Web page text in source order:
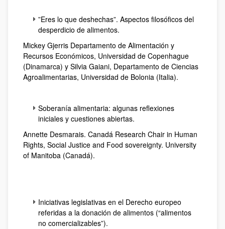
”Eres lo que deshechas”. Aspectos filosóficos del
desperdicio de alimentos.
Mickey Gjerris Departamento de Alimentación y
Recursos Económicos, Universidad de Copenhague
(Dinamarca) y Silvia Gaiani, Departamento de Ciencias
Agroalimentarias, Universidad de Bolonia (Italia).
Soberanía alimentaria: algunas reflexiones
iniciales y cuestiones abiertas.
Annette Desmarais. Canadá Research Chair in Human
Rights, Social Justice and Food sovereignty. University
of Manitoba (Canadá).
Iniciativas legislativas en el Derecho europeo
referidas a la donación de alimentos (“alimentos
no comercializables”).